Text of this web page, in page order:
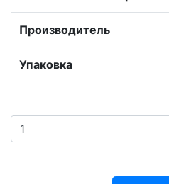
Производитель
Упаковка